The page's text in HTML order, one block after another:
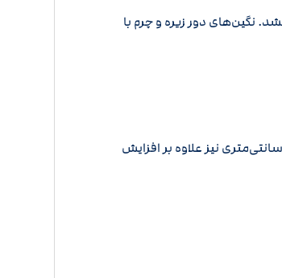
دور زیره و چرم با
با زیره طبی نرم و انعطاف‌پذیر، این کفش به شما امکان می‌دهد بدون احساس خستگی، در تمام طول روز به راحتی قدم بردارید. پاشنه پهن 5 سانتی‌متری نیز علاوه بر افزایش